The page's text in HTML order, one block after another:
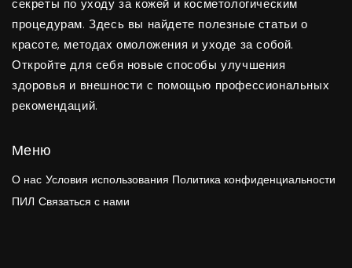
процедурам. Здесь вы найдете полезные статьи о
красоте, методах омоложения и уходе за собой.
Откройте для себя новые способы улучшения
здоровья и внешности с помощью профессиональных
рекомендаций.
Меню
О нас Условия использования Политика конфиденциальности
ПИЛ Связаться с нами